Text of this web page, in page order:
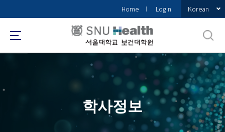
로
메
Home Login Korean
학사정보